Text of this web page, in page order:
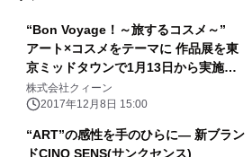
“Bon Voyage！～旅するコスメ～”
アート×コスメをテーマに 作品展を東
京ミッドタウンで1月13日から実施
［期間限定］
株式会社クィーン
2017年12月8日 15:00
“ART”の感性を手のひらに― 新ブラン
ドCINQ SENS(サンクセンス)